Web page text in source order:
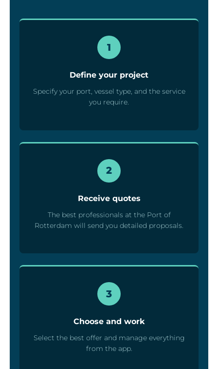
1
Define your project
Specify your port, vessel type, and the service
you require.
2
Receive quotes
The best professionals at the Port of
Rotterdam will send you detailed proposals.
3
Choose and work
Select the best offer and manage everything
from the app.